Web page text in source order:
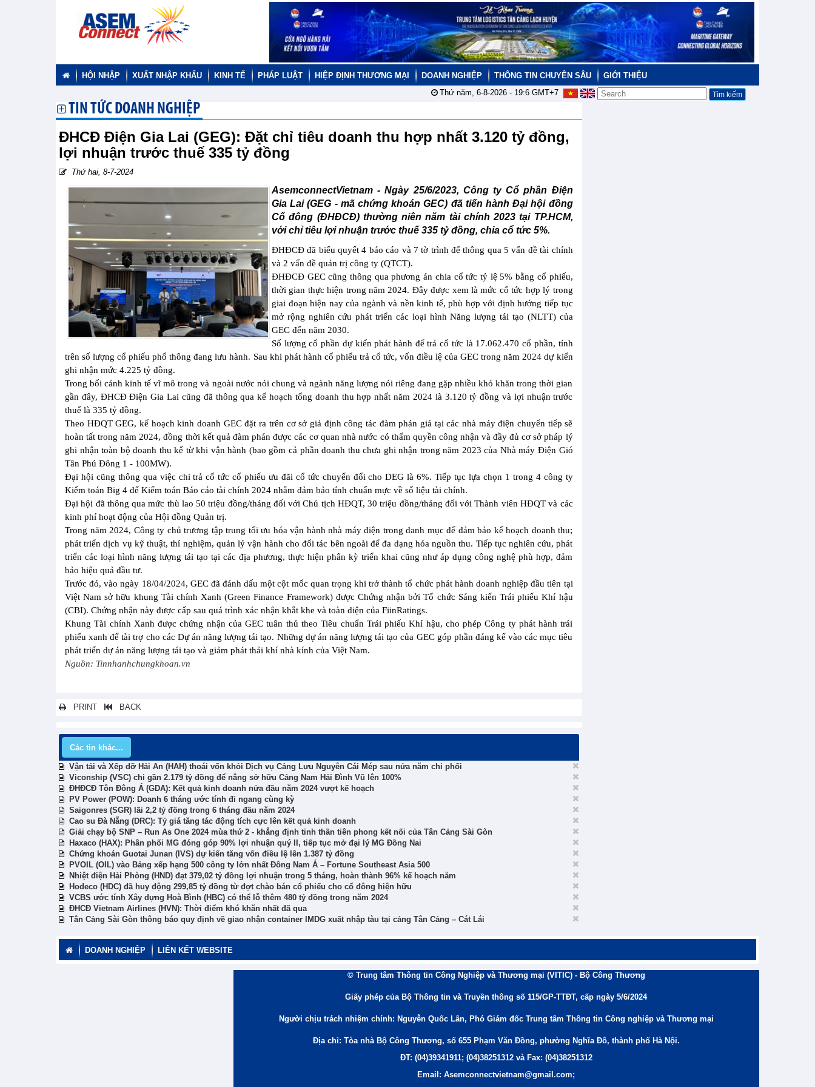
HỘI NHẬP XUẤT NHẬP KHẨU KINH TẾ PHÁP LUẬT HIỆP ĐỊNH THƯƠNG MẠI DOANH NGHIỆP THÔNG TIN CHUYÊN SÂU
GIỚI THIỆU
Thứ năm, 6-8-2026 - 19:6GMT+7
TIN TỨC DOANH NGHIỆP
ĐHCĐ Điện Gia Lai (GEG): Đặt chỉ tiêu doanh thu hợp nhất 3.120 tỷ đồng,
lợi nhuận trước thuế 335 tỷ đồng
Thứ hai, 8-7-2024
AsemconnectVietnam -Ngày 25/6/2023, Công ty Cổ phần Điện
Gia Lai (GEG - mã chứng khoán GEC) đã tiến hành Đại hội đồng
Cổ đông (ĐHĐCĐ) thường niên năm tài chính 2023 tại TP.HCM,
với chỉ tiêu lợi nhuận trước thuế 335 tỷ đồng, chia cổ tức 5%.
ĐHĐCĐ đã biểu quyết 4 báo cáo và 7 tờ trình để thông qua 5 vấn đề tài chính
và 2 vấn đề quản trị công ty (QTCT).
ĐHĐCĐ GEC cũng thông qua phương án chia cổ tức tỷ lệ 5% bằng cổ phiếu,
thời gian thực hiện trong năm 2024. Đây được xem là mức cổ tức hợp lý trong
giai đoạn hiện nay của ngành và nền kinh tế, phù hợp với định hướng tiếp tục
mở rộng nghiên cứu phát triển các loại hình Năng lượng tái tạo (NLTT) của
GEC đến năm 2030.
Số lượng cổ phần dự kiến phát hành để trả cổ tức là 17.062.470 cổ phần, tính
trên số lượng cổ phiếu phổ thông đang lưu hành. Sau khi phát hành cổ phiếu trả cổ tức, vốn điều lệ của GEC trong năm 2024 dự kiến
ghi nhận mức 4.225 tỷ đồng.
Trong bối cảnh kinh tế vĩ mô trong và ngoài nước nói chung và ngành năng lượng nói riêng đang gặp nhiều khó khăn trong thời gian
gần đây, ĐHCĐ Điện Gia Lai cũng đã thông qua kế hoạch tổng doanh thu hợp nhất năm 2024 là 3.120 tỷ đồng và lợi nhuận trước
thuế là 335 tỷ đồng.
Theo HĐQT GEG, kế hoạch kinh doanh GEC đặt ra trên cơ sở giả định công tác đàm phán giá tại các nhà máy điện chuyển tiếp sẽ
hoàn tất trong năm 2024, đồng thời kết quả đàm phán được các cơ quan nhà nước có thẩm quyền công nhận và đầy đủ cơ sở pháp lý
ghi nhận toàn bộ doanh thu kể từ khi vận hành (bao gồm cả phần doanh thu chưa ghi nhận trong năm 2023 của Nhà máy Điện Gió
Tân Phú Đông 1 - 100MW).
Đại hội cũng thông qua việc chi trả cổ tức cổ phiếu ưu đãi cổ tức chuyển đổi cho DEG là 6%. Tiếp tục lựa chọn 1 trong 4 công ty
Kiểm toán Big 4 để Kiểm toán Báo cáo tài chính 2024 nhằm đảm bảo tính chuẩn mực về số liệu tài chính.
Đại hội đã thông qua mức thù lao 50 triệu đồng/tháng đối với Chủ tịch HĐQT, 30 triệu đồng/tháng đối với Thành viên HĐQT và các
kinh phí hoạt động của Hội đồng Quản trị.
Trong năm 2024, Công ty chủ trương tập trung tối ưu hóa vận hành nhà máy điện trong danh mục để đảm bảo kế hoạch doanh thu;
phát triển dịch vụ kỹ thuật, thí nghiệm, quản lý vận hành cho đối tác bên ngoài để đa dạng hóa nguồn thu. Tiếp tục nghiên cứu, phát
triển các loại hình năng lượng tái tạo tại các địa phương, thực hiện phân kỳ triển khai cũng như áp dụng công nghệ phù hợp, đảm
bảo hiệu quả đầu tư.
Trước đó, vào ngày 18/04/2024, GEC đã đánh dấu một cột mốc quan trọng khi trở thành tổ chức phát hành doanh nghiệp đầu tiên tại
Việt Nam sở hữu khung Tài chính Xanh (Green Finance Framework) được Chứng nhận bởi Tổ chức Sáng kiến Trái phiếu Khí hậu
(CBI). Chứng nhận này được cấp sau quá trình xác nhận khắt khe và toàn diện của FiinRatings.
Khung Tài chính Xanh được chứng nhận của GEC tuân thủ theo Tiêu chuẩn Trái phiếu Khí hậu, cho phép Công ty phát hành trái
phiếu xanh để tài trợ cho các Dự án năng lượng tái tạo. Những dự án năng lượng tái tạo của GEC góp phần đáng kể vào các mục tiêu
phát triển dự án năng lượng tái tạo và giảm phát thải khí nhà kính của Việt Nam.
Nguồn: Tinnhanhchungkhoan.vn
PRINT BACK
Các tin khác...
Vận tải và Xếp dỡ Hải An (HAH) thoái vốn khỏi Dịch vụ Cảng Lưu Nguyên Cái Mép sau nửa năm chi phối
Viconship (VSC) chi gần 2.179 tỷ đồng để nâng sở hữu Cảng Nam Hải Đình Vũ lên 100%
ĐHĐCĐ Tôn Đông Á (GDA): Kết quả kinh doanh nửa đầu năm 2024 vượt kế hoạch
PV Power (POW): Doanh 6 tháng ước tính đi ngang cùng kỳ
Saigonres (SGR) lãi 2,2 tỷ đồng trong 6 tháng đầu năm 2024
Cao su Đà Nẵng (DRC): Tỷ giá tăng tác động tích cực lên kết quả kinh doanh
Giải chạy bộ SNP – Run As One 2024 mùa thứ 2 - khẳng định tinh thần tiên phong kết nối của Tân Cảng Sài Gòn
Haxaco (HAX): Phân phối MG đóng góp 90% lợi nhuận quý II, tiếp tục mở đại lý MG Đồng Nai
Chứng khoán Guotai Junan (IVS) dự kiến tăng vốn điều lệ lên 1.387 tỷ đồng
PVOIL (OIL) vào Bảng xếp hạng 500 công ty lớn nhất Đông Nam Á – Fortune Southeast Asia 500
Nhiệt điện Hải Phòng (HND) đạt 379,02 tỷ đồng lợi nhuận trong 5 tháng, hoàn thành 96% kế hoạch năm
Hodeco (HDC) đã huy động 299,85 tỷ đồng từ đợt chào bán cổ phiếu cho cổ đông hiện hữu
VCBS ước tính Xây dựng Hoà Bình (HBC) có thể lỗ thêm 480 tỷ đồng trong năm 2024
ĐHCĐ Vietnam Airlines (HVN): Thời điểm khó khăn nhất đã qua
Tân Cảng Sài Gòn thông báo quy định về giao nhận container IMDG xuất nhập tàu tại cảng Tân Cảng – Cát Lái
DOANH NGHIỆP LIÊN KẾT WEBSITE
© Trung tâm Thông tin Công Nghiệp và Thương mại (VITIC) - Bộ Công Thương
Giấy phép của Bộ Thông tin và Truyền thông số 115/GP-TTĐT, cấp ngày 5/6/2024
Người chịu trách nhiệm chính: Nguyễn Quốc Lân, Phó Giám đốc Trung tâm Thông tin Công nghiệp và Thương mại
Địa chỉ: Tòa nhà Bộ Công Thương, số 655 Phạm Văn Đồng, phường Nghĩa Đô, thành phố Hà Nội.
ĐT: (04)39341911; (04)38251312 và Fax: (04)38251312
Email: Asemconnectvietnam@gmail.com;